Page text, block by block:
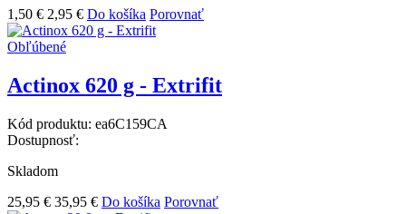
1,50 € 2,95 € Do košíka Porovnať
Obľúbené
Actinox 620 g - Extrifit
Kód produktu: ea6C159CA
Dostupnosť:
Skladom
25,95 € 35,95 € Do košíka Porovnať